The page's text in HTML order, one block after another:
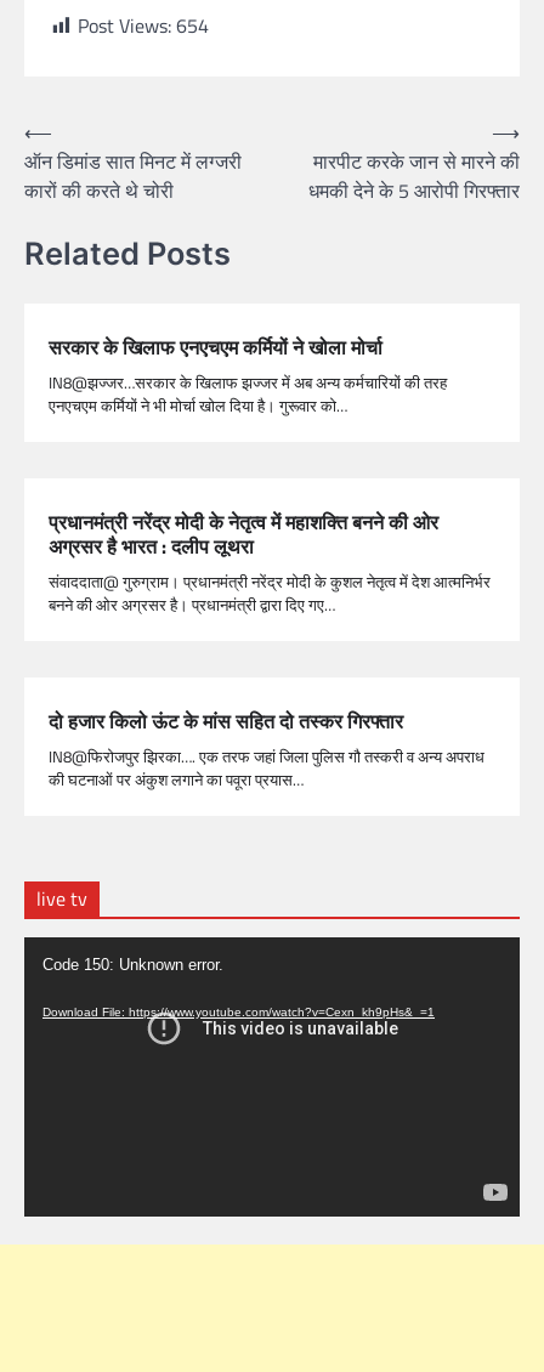
Post Views:654
⟵
ऑन डिमांड सात मिनट में लग्जरी
कारों की करते थे चोरी
मारपीट करके जान से मारने की
धमकी देने के 5 आरोपी गिरफ्तार
⟶
Related Posts
सरकार के खिलाफ एनएचएम कर्मियों ने खोला मोर्चा
IN8@झज्जर…सरकार के खिलाफ झज्जर में अब अन्य कर्मचारियों की तरह
एनएचएम कर्मियों ने भी मोर्चा खोल दिया है। गुरूवार को…
प्रधानमंत्री नरेंद्र मोदी के नेतृत्व में महाशक्ति बनने की ओर
अग्रसर है भारत : दलीप लूथरा
संवाददाता@ गुरुग्राम। प्रधानमंत्री नरेंद्र मोदी के कुशल नेतृत्व में देश आत्मनिर्भर
बनने की ओर अग्रसर है। प्रधानमंत्री द्वारा दिए गए…
दो हजार किलो ऊंट के मांस सहित दो तस्कर गिरफ्तार
IN8@फिरोजपुर झिरका…. एक तरफ जहां जिला पुलिस गौ तस्करी व अन्य अपराध
की घटनाओं पर अंकुश लगाने का पवूरा प्रयास…
live tv
Video
Player
Code 150: Unknown error.
Download File: https://www.youtube.com/watch?v=Cexn_kh9pHs&_=1